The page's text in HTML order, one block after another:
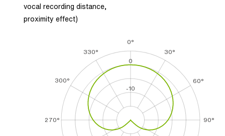
vocal recording distance,
proximity effect)
0°
30°
60°
90°
270°
300°
330°
-10
0